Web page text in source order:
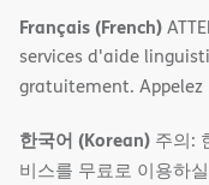
Français (French)
services d'aide
gratuitement. Appelez
한국어 (Korean) 주의:
비스를 무료로 이용하